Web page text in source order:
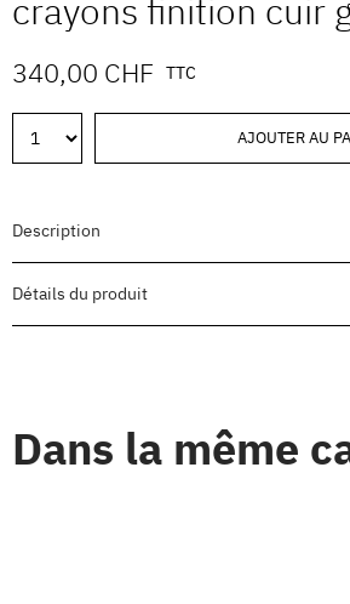
crayons finition cuir
340,00 CHF TTC
AJOUTER AU
Description
Détails du produit
Dans la même